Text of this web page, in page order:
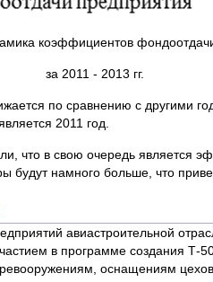
коэффициентов
за 2011 - 2013 гг.
по сравнению с другими
2011 год.
что в свою очередь является
будут намного больше, что
авиастроительной
в программе создания
оснащениям